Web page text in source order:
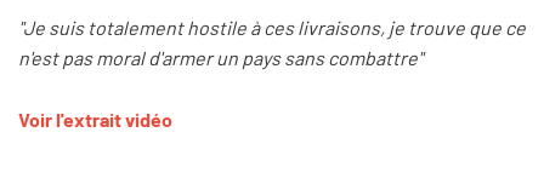
"Je suis totalement hostile à ces livraisons, je trouve que ce
n'est pas moral d'armer un pays sans combattre"
Voir l'extrait vidéo